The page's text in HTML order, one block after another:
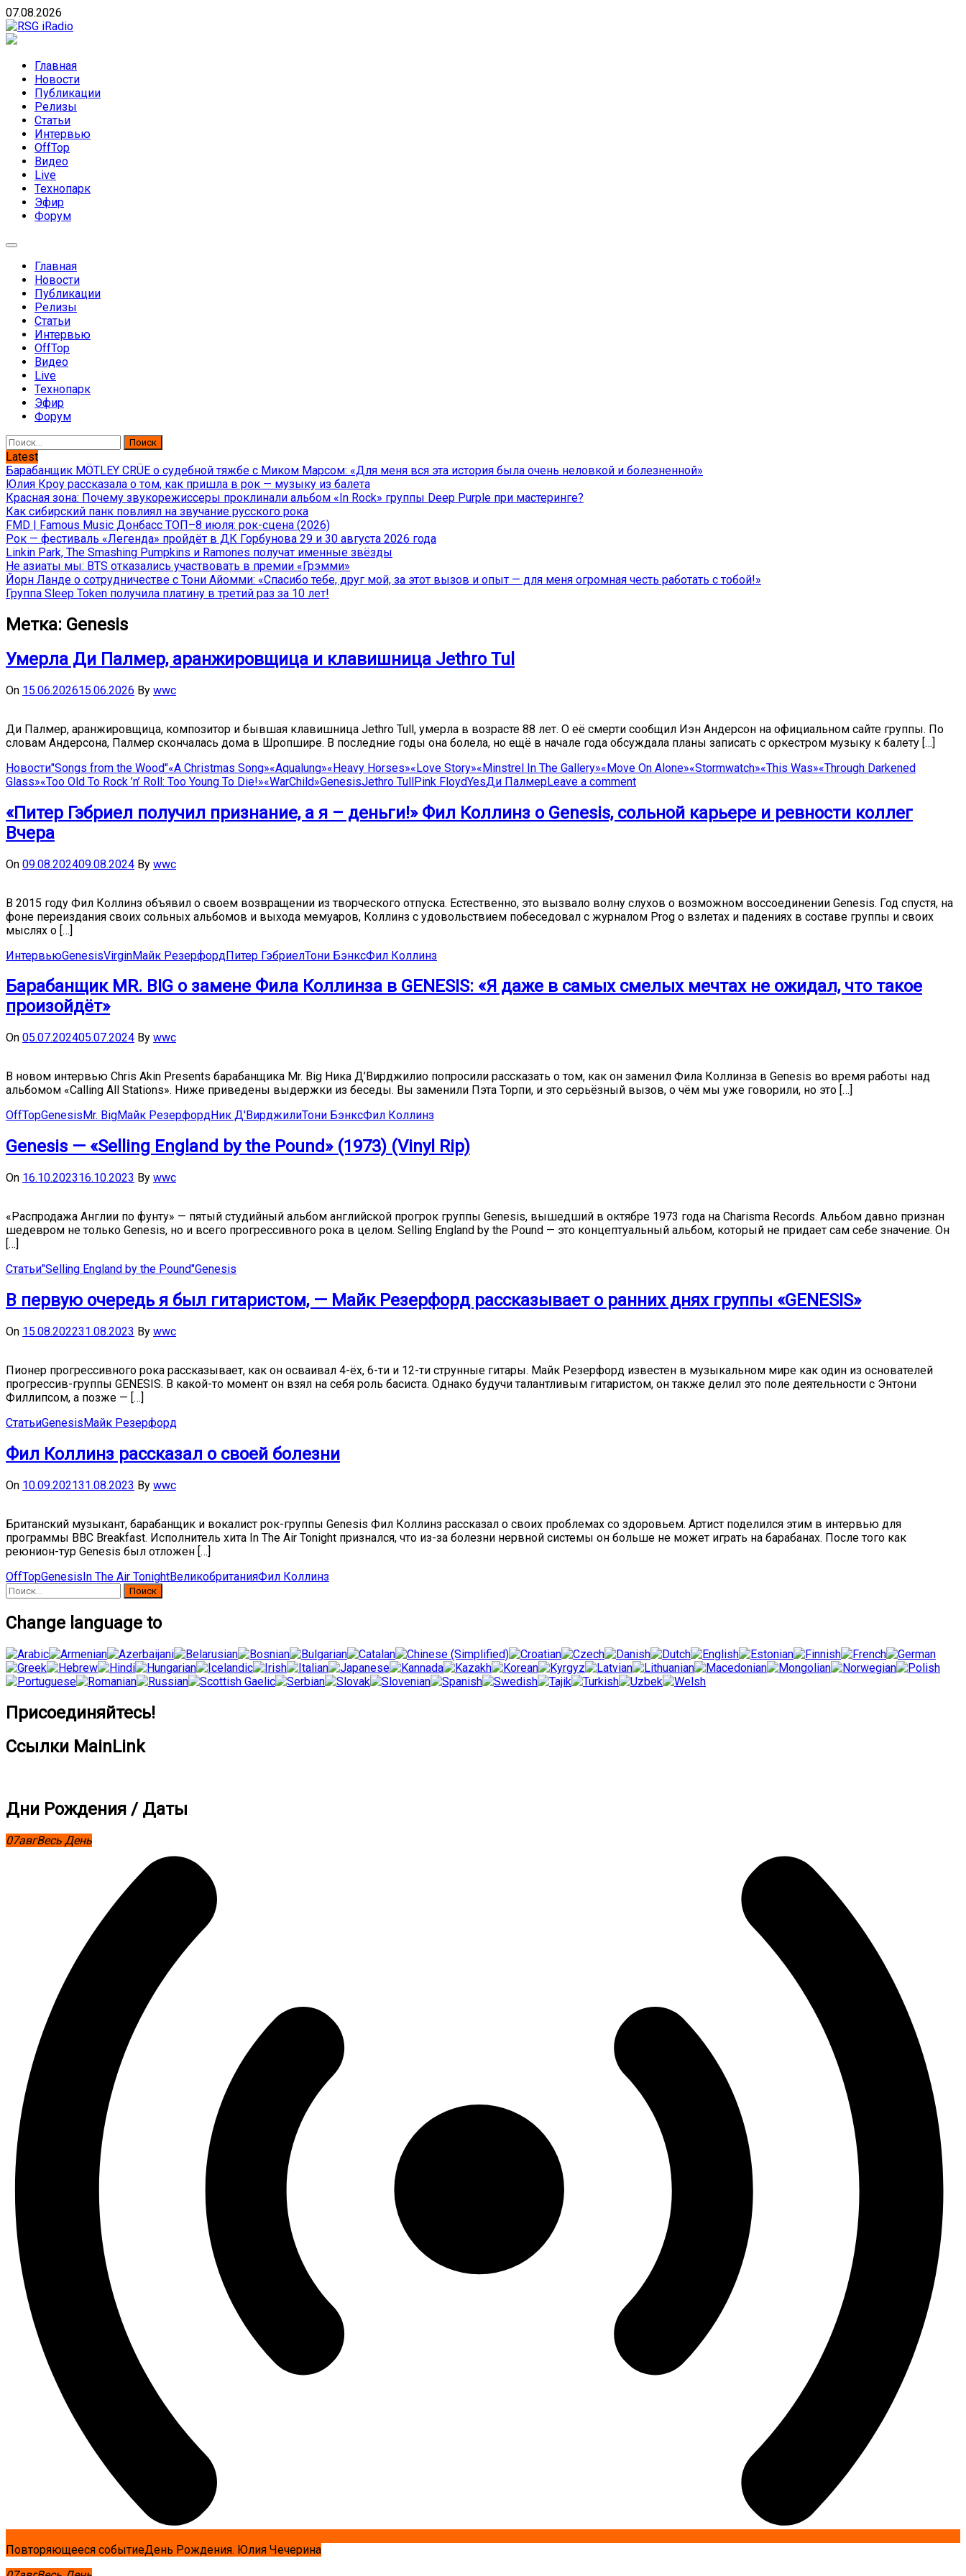
Skip
to
content
07.08.2026
Главная
Новости
Публикации
Релизы
Статьи
Интервью
OffTop
Видео
Live
Технопарк
Эфир
Форум
Главная
Новости
Публикации
Релизы
Статьи
Интервью
OffTop
Видео
Live
Технопарк
Эфир
Форум
Найти:
Latest
Барабанщик MÖTLEY CRÜE о судебной тяжбе с Миком Марсом: «Для меня вся эта история была очень неловкой и болезненной»
Юлия Кроу рассказала о том, как пришла в рок — музыку из балета
Красная зона: Почему звукорежиссеры проклинали альбом «In Rock» группы Deep Purple при мастеринге?
Как сибирский панк повлиял на звучание русского рока
FMD | Famous Music Донбасс ТОП–8 июля: рок-сцена (2026)
Рок — фестиваль «Легенда» пройдёт в ДК Горбунова 29 и 30 августа 2026 года
Linkin Park, The Smashing Pumpkins и Ramones получат именные звёзды
Не азиаты мы: BTS отказались участвовать в премии «Грэмми»
Йорн Ланде о сотрудничестве с Тони Айомми: «Спасибо тебе, друг мой, за этот вызов и опыт — для меня огромная честь работать с тобой!»
Группа Sleep Token получила платину в третий раз за 10 лет!
Метка: Genesis
Умерла Ди Палмер, аранжировщица и клавишница Jethro Tul
On 15.06.202615.06.2026 By wwc
Ди Палмер, аранжировщица, композитор и бывшая клавишница Jethro Tull, умерла в возрасте 88 лет. О её смерти сообщил Иэн Андерсон на официальном сайте группы. По
словам Андерсона, Палмер скончалась дома в Шропшире. В последние годы она болела, но ещё в начале года обсуждала планы записать с оркестром музыку к балету […]
Новости"Songs from the Wood"«A Christmas Song»«Aqualung»«Heavy Horses»«Love Story»«Minstrel In The Gallery»«Move On Alone»«Stormwatch»«This Was»«Through Darkened
Glass»«Too Old To Rock ’n’ Roll: Too Young To Die!»«WarChild»GenesisJethro TullPink FloydYesДи ПалмерLeave a comment
«Питер Гэбриел получил признание, а я – деньги!» Фил Коллинз о Genesis, сольной карьере и ревности коллег
Вчера
On 09.08.202409.08.2024 By wwc
В 2015 году Фил Коллинз объявил о своем возвращении из творческого отпуска. Естественно, это вызвало волну слухов о возможном воссоединении Genesis. Год спустя, на
фоне переиздания своих сольных альбомов и выхода мемуаров, Коллинз с удовольствием побеседовал с журналом Prog о взлетах и падениях в составе группы и своих
мыслях о […]
ИнтервьюGenesisVirginМайк РезерфордПитер ГэбриелТони БэнксФил Коллинз
Барабанщик MR. BIG о замене Фила Коллинза в GENESIS: «Я даже в самых смелых мечтах не ожидал, что такое
произойдёт»
On 05.07.202405.07.2024 By wwc
В новом интервью Chris Akin Presents барабанщика Mr. Big Ника Д’Вирджилио попросили рассказать о том, как он заменил Фила Коллинза в Genesis во время работы над
альбомом «Calling All Stations». Ниже приведены выдержки из беседы. Вы заменили Пэта Торпи, и это серьёзный вызов, о чём мы уже говорили, но это […]
OffTopGenesis Mr. BigМайк РезерфордНик Д'ВирджилиТони БэнксФил Коллинз
Genesis — «Selling England by the Pound» (1973) (Vinyl Rip)
On 16.10.202316.10.2023 By wwc
«Распродажа Англии по фунту» — пятый студийный альбом английской прогрок группы Genesis, вышедший в октябре 1973 года на Charisma Records. Альбом давно признан
шедевром не только Genesis, но и всего прогрессивного рока в целом. Selling England by the Pound — это концептуальный альбом, который не придает сам себе значение. Он
[…]
Статьи"Selling England by the Pound"Genesis
В первую очередь я был гитаристом, — Майк Резерфорд рассказывает о ранних днях группы «GENESIS»
On 15.08.202231.08.2023 By wwc
Пионер прогрессивного рока рассказывает, как он осваивал 4-ёх, 6-ти и 12-ти струнные гитары. Майк Резерфорд известен в музыкальном мире как один из основателей
прогрессив-группы GENESIS. В какой-то момент он взял на себя роль басиста. Однако будучи талантливым гитаристом, он также делил это поле деятельности с Энтони
Филлипсом, а позже — […]
СтатьиGenesisМайк Резерфорд
Фил Коллинз рассказал о своей болезни
On 10.09.202131.08.2023 By wwc
Британский музыкант, барабанщик и вокалист рок-группы Genesis Фил Коллинз рассказал о своих проблемах со здоровьем. Артист поделился этим в интервью для
программы BBC Breakfast. Исполнитель хита In The Air Tonight признался, что из-за болезни нервной системы он больше не может играть на барабанах. После того как
реюнион-тур Genesis был отложен […]
OffTopGenesisIn The Air TonightВеликобританияФил Коллинз
Найти:
Change language to
Присоединяйтесь!
Ссылки MainLink
Дни Рождения / Даты
07авгВесь День
Повторяющееся событиеДень Рождения. Юлия Чечерина